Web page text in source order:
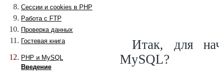
Сессии и cookies в PHP
Работа с FTP
Проверка данных
Гостевая книга
PHP и MySQL
Введение
Итак, для
MySQL?